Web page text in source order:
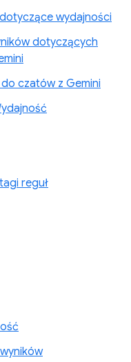
wydajności
dotyczących
czatów z Gemini
reguł